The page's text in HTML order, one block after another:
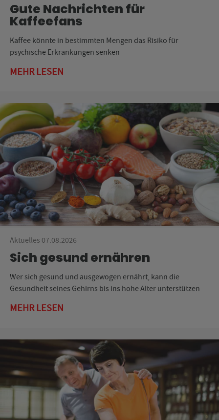
Gute Nachrichten für
Kaffeefans
Kaffee könnte in bestimmten Mengen das Risiko für
psychische Erkrankungen senken
MEHR LESEN
Aktuelles 07.08.2026
Sich gesund ernähren
Wer sich gesund und ausgewogen ernährt, kann die
Gesundheit seines Gehirns bis ins hohe Alter unterstützen
MEHR LESEN